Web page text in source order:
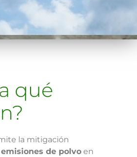
qué
la mitigación
emisiones de polvo en